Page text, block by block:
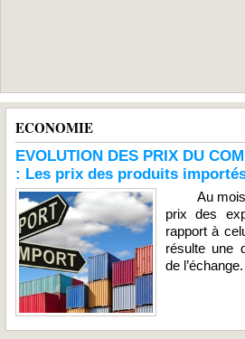
ECONOMIE
EVOLUTION DES PRIX DU
: Les prix des produits
Au mois
prix des
rapport à
résulte une
de